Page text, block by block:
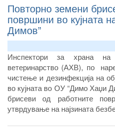
Повторно земени
површини во кујната
Димов”
Инспектори за храна
ветеринарство (АХВ), по
чистење и дезинфекција на
во кујната во ОУ “Димо Хаџи
брисеви од работните
утврдување на најзината